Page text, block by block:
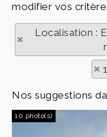
modifier vos
Localisation :
Nos suggestions
10 photo(s)